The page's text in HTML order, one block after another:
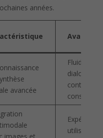
années.
avancée
Fluidité des
dialogues
contexte
conservé
Expérience
utilisateur